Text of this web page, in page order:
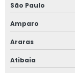
São Paulo
Amparo
Araras
Atibaia